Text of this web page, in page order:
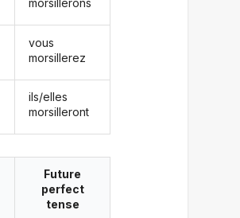
morsillerons
vous
morsillerez
ils/elles
morsilleront
Future
perfect
tense